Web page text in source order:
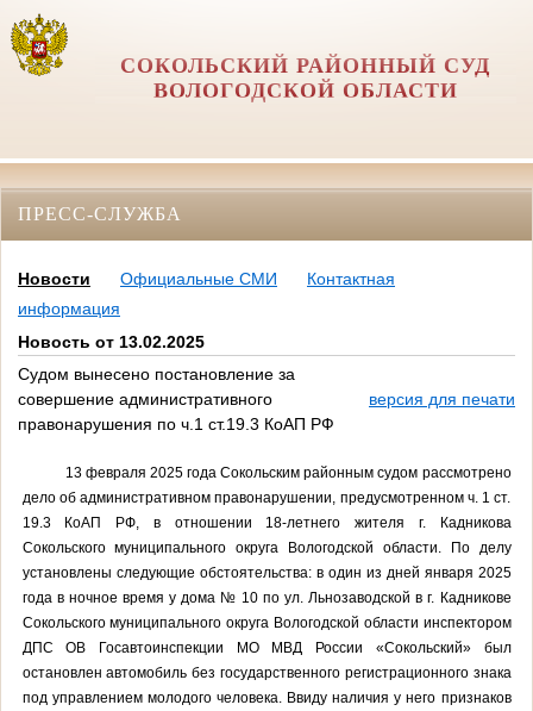
СОКОЛЬСКИЙ РАЙОННЫЙ СУД
ВОЛОГОДСКОЙ ОБЛАСТИ
ПРЕСС-СЛУЖБА
Новости Официальные СМИ
Контактная
информация
Новость от 13.02.2025
Судом вынесено постановление за
совершение административного
правонарушения по ч.1 ст.19.3 КоАП РФ
версия для печати
13 февраля 2025 года Сокольским районным судом рассмотрено
дело об административном правонарушении, предусмотренном ч. 1 ст.
19.3 КоАП РФ, в отношении 18-летнего жителя г. Кадникова
Сокольского муниципального округа Вологодской области. По делу
установлены следующие обстоятельства: в один из дней января 2025
года в ночное время у дома № 10 по ул. Льнозаводской в г. Кадникове
Сокольского муниципального округа Вологодской области инспектором
ДПС ОВ Госавтоинспекции МО МВД России «Сокольский» был
остановлен автомобиль без государственного регистрационного знака
под управлением молодого человека. Ввиду наличия у него признаков